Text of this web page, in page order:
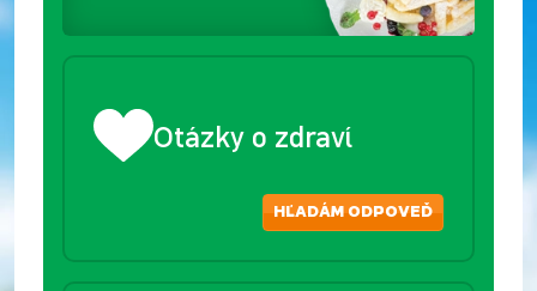
Otázky o zdraví
HĽADÁM ODPOVEĎ